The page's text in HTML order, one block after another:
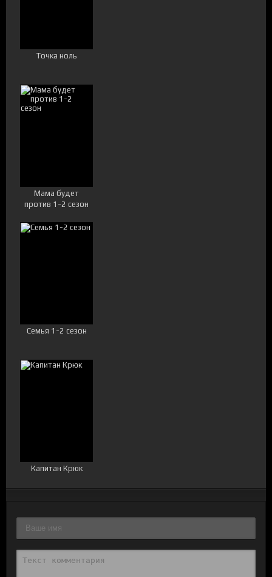
Точка ноль
Мама будет
против 1-2 сезон
Семья 1-2 сезон
Капитан Крюк